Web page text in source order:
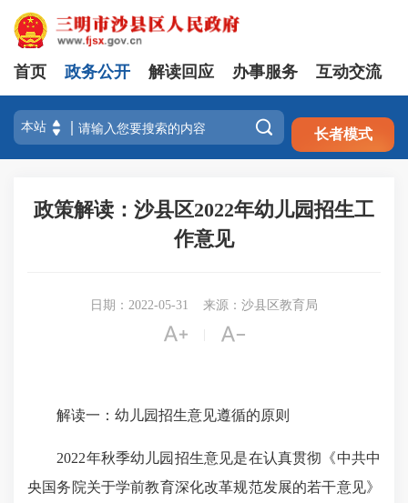
注册 登录
首页 政务公开 解读回应 办事服务 互动交流
 长者模式
政策解读：沙县区2022年幼儿园招生工
作意见
日期：2022-05-31 来源：沙县区教育局
 
解读一：幼儿园招生意见遵循的原则
2022年秋季幼儿园招生意见是在认真贯彻《中共中
央国务院关于学前教育深化改革规范发展的若干意见》